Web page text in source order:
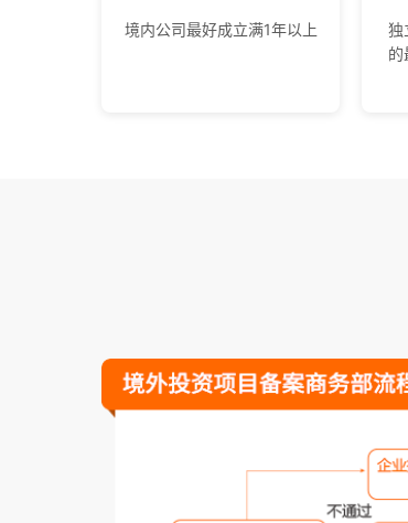
境内公司最好成立满1年以上
独
的